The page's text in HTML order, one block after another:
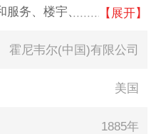
服务、楼宇、家庭和工业
统、防盗报警系统、住宅
【展开】
霍尼韦尔(中国)有限公司
美国
1885年